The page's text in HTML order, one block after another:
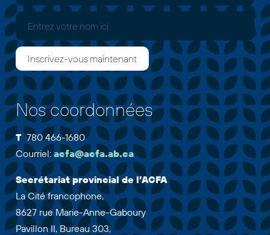
Nos coordonnées
T 780 466-1680
Courriel:acfa@acfa.ab.ca
Secrétariat provincial de l’ACFA
La Cité francophone,
8627 rue Marie-Anne-Gaboury
Pavillon II, Bureau 303,